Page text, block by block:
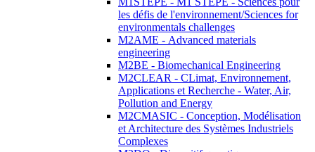
les défis de l'environnement/Sciences for
environmentals challenges
M2AME - Advanced materials
engineering
M2BE - Biomechanical Engineering
M2CLEAR - CLimat, Environnement,
Applications et Recherche - Water, Air,
Pollution and Energy
M2CMASIC - Conception, Modélisation
et Architecture des Systèmes Industriels
Complexes